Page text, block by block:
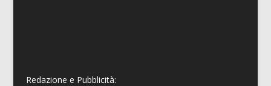
Redazione e Pubblicità: